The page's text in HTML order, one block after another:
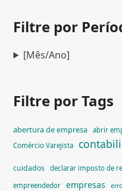
Filtre por
[Mês/Ano]
Filtre por Tags
abertura de empresa abrir
Comércio Varejista
cuidados declarar imposto de
empreendedor empresas